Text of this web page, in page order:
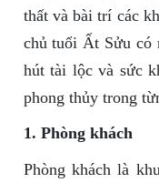
thất và bài trí các
chủ tuổi Ất Sửu có
hút tài lộc và sức
phong thủy trong
1. Phòng khách
Phòng khách là